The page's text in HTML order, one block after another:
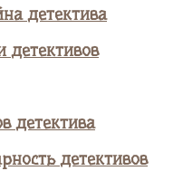
детектива
детективов
детектива
детективов